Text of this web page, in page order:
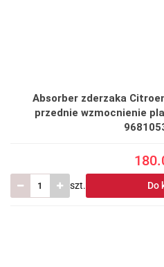
Absorber zderzaka
przednie wzmocnienie
szt. Do